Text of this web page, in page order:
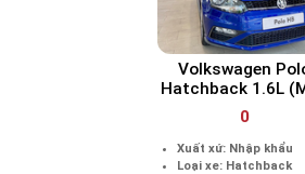
Volkswagen
Hatchback 1.6L
xăng)
0
Xuất xứ: Nhập khẩu
Loại xe: Hatchback